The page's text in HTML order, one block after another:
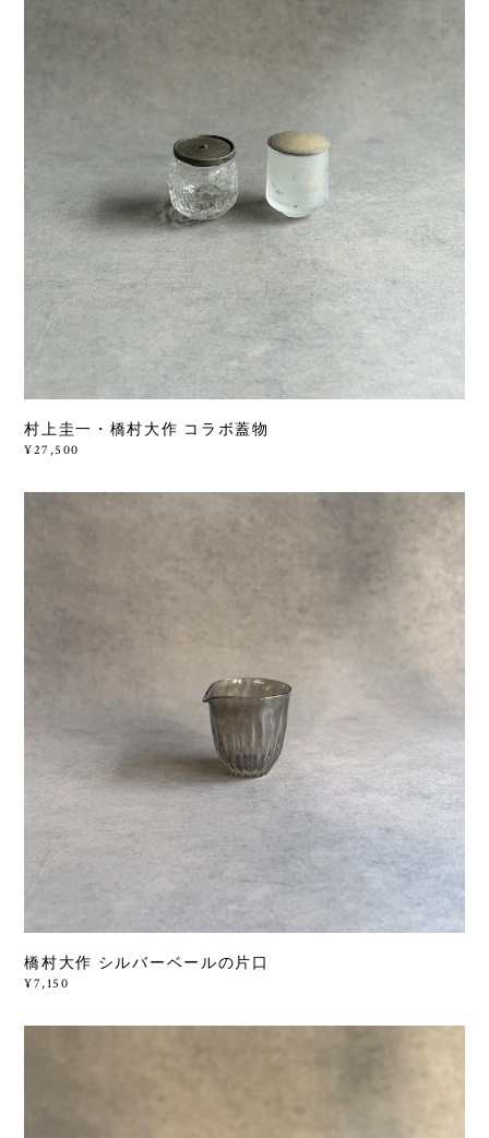
村上圭一・橋村大作 コラボ蓋物
¥27,500
橋村大作 シルバーベールの片口
¥7,150